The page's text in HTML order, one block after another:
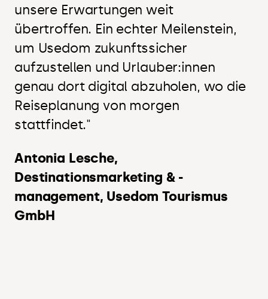
unsere Erwartungen weit
übertroffen. Ein echter Meilenstein,
um Usedom zukunftssicher
aufzustellen und Urlauber:innen
genau dort digital abzuholen, wo die
Reiseplanung von morgen
stattfindet."
Antonia Lesche,
Destinationsmarketing & -
management, Usedom Tourismus
GmbH